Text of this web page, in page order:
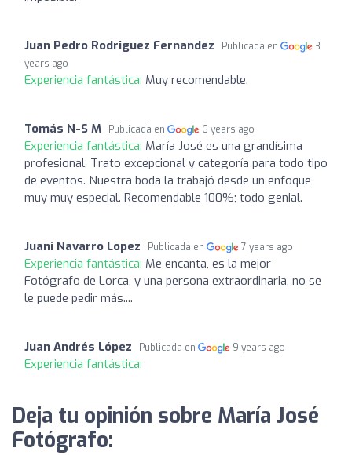
Juan Pedro Rodriguez Fernandez Publicada en
3
years ago
Experiencia fantástica: Muy recomendable.
Tomás N-S M Publicada en 6 years ago
Experiencia fantástica: María José es una grandísima
profesional. Trato excepcional y categoría para todo tipo
de eventos. Nuestra boda la trabajó desde un enfoque
muy muy especial. Recomendable 100%; todo genial.
Juani Navarro Lopez Publicada en 7 years ago
Experiencia fantástica: Me encanta, es la mejor
Fotógrafo de Lorca, y una persona extraordinaria, no se
le puede pedir más....
Juan Andrés López Publicada en 9 years ago
Experiencia fantástica:
Deja tu opinión sobre María José
Fotógrafo: